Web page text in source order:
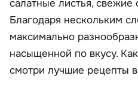
салатные листья,
Благодаря нескольким
максимально
насыщенной по вкусу.
смотри лучшие рецепты